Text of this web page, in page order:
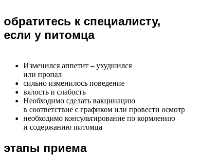
обратитесь к специалисту,
если у питомца
Изменился аппетит – ухудшился
или пропал
сильно изменилось поведение
вялость и слабость
Необходимо сделать вакцинацию
в соответствие с графиком или провести осмотр
необходимо консультирование по кормлению
и содержанию питомца
этапы приема